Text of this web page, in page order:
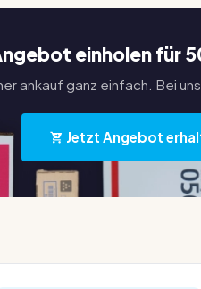
einholen für
ankauf ganz einfach. Bei
Jetzt Angebot